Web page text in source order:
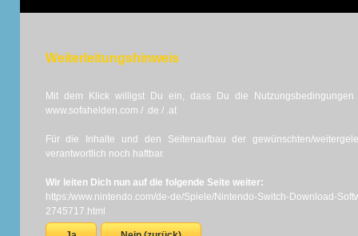
Weiterleitungshinweis
Mit dem Klick willigst Du ein, dass Du die
www.sofahelden.com / .de / .at
Für die Inhalte und den Seitenaufbau der gewünschten/
verantwortlich noch haftbar.
Wir leiten Dich nun auf die folgende Seite weiter:
https:/www.nintendo.com/de-de/Spiele/Nintendo-Switch-Download-
2745717.html